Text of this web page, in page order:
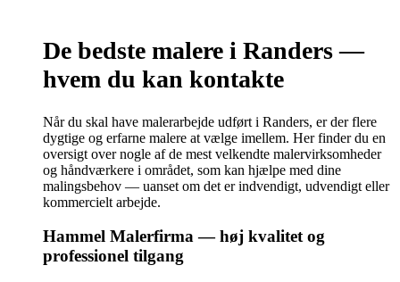
De bedste malere i Randers —
hvem du kan kontakte
Når du skal have malerarbejde udført i Randers, er der flere
dygtige og erfarne malere at vælge imellem. Her finder du en
oversigt over nogle af de mest velkendte malervirksomheder
og håndværkere i området, som kan hjælpe med dine
malingsbehov — uanset om det er indvendigt, udvendigt eller
kommercielt arbejde.
Hammel Malerfirma — høj kvalitet og
professionel tilgang